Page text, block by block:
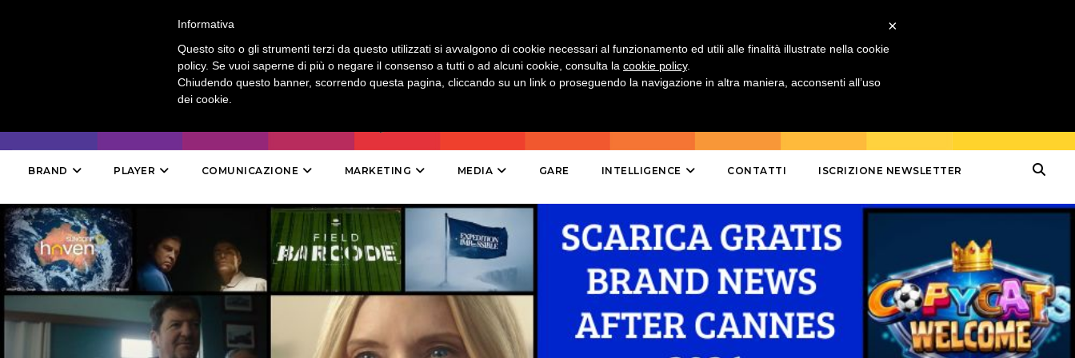
SPONSOR
DESIGN
PUNTI VENDITA
CSR
BRAND PLAYER COMUNICAZIONE MARKETING MEDIA GARE INTELLIGENCE CONTATTI ISCRIZIONE NEWSLETTER
×
Informativa
Questo sito o gli strumenti terzi da questo utilizzati si avvalgono di cookie necessari al funzionamento ed utili alle finalità illustrate nella cookie
policy. Se vuoi saperne di più o negare il consenso a tutti o ad alcuni cookie, consulta la cookie policy.
Chiudendo questo banner, scorrendo questa pagina, cliccando su un link o proseguendo la navigazione in altra maniera, acconsenti all’uso
dei cookie.